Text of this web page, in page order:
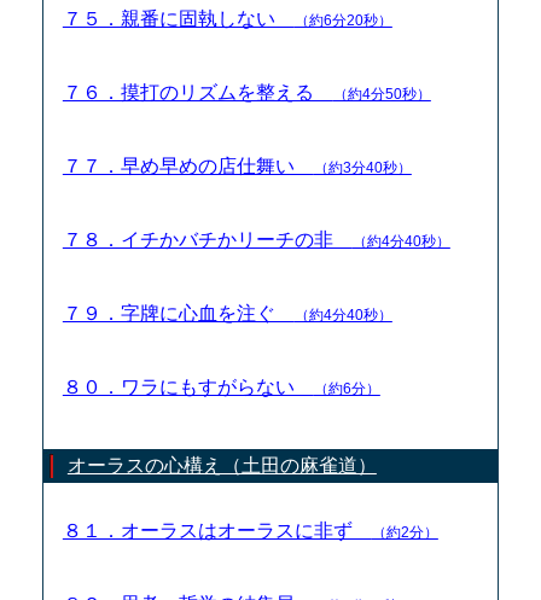
７５．親番に固執しない （約6分20秒）
７６．摸打のリズムを整える （約4分50秒）
７７．早め早めの店仕舞い （約3分40秒）
７８．イチかバチかリーチの非 （約4分40秒）
７９．字牌に心血を注ぐ （約4分40秒）
８０．ワラにもすがらない （約6分）
オーラスの心構え（土田の麻雀道）
８１．オーラスはオーラスに非ず （約2分）